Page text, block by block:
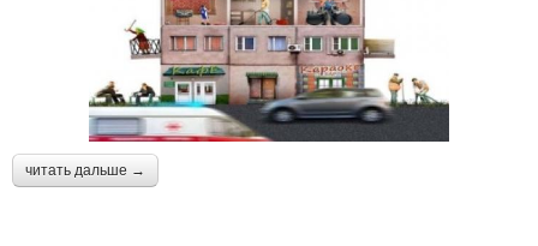
читать дальше →